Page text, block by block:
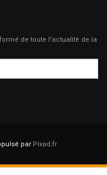
de toute l'actualité de la
par Pixad.fr